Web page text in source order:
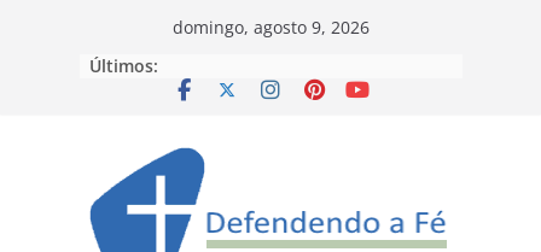
domingo, agosto 9, 2026
Últimos: